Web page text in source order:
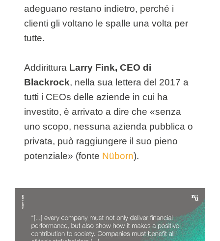
adeguano restano indietro, perché i
clienti gli voltano le spalle una volta per
tutte.
Addirittura Larry Fink, CEO di
Blackrock, nella sua lettera del 2017 a
tutti i CEOs delle aziende in cui ha
investito, è arrivato a dire che «senza
uno scopo, nessuna azienda pubblica o
privata, può raggiungere il suo pieno
potenziale» (fonte Nüborn).